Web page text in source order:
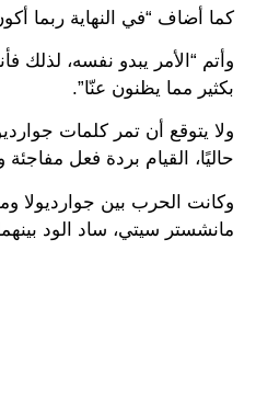
كما أضاف “في النهاية ربما أكون أنا وجوزيه
وأتم “الأمر يبدو نفسه، لذلك
بكثير مما يظنون عنّا”.
ولا يتوقع أن تمر كلمات
حاليًا، القيام بردة فعل
مانشستر سيتي، ساد الود